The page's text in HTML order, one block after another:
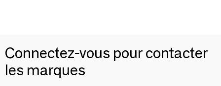
Connectez-vous pour contacter
les marques